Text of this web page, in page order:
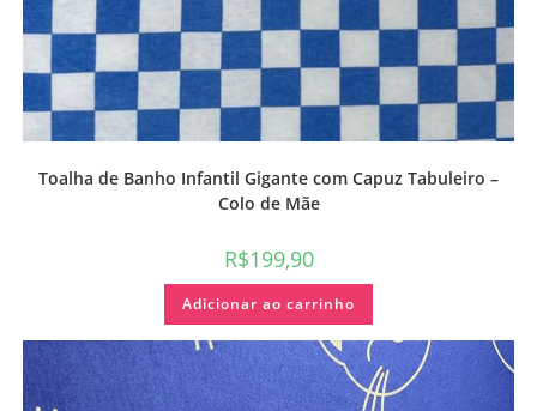
Toalha de Banho Infantil Gigante com Capuz Tabuleiro –
Colo de Mãe
R$199,90
Adicionar ao carrinho